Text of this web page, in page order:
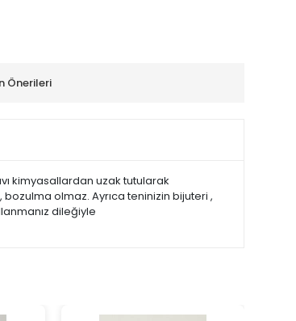
Önerileri
kimyasallardan uzak tutularak
olmaz. Ayrıca teninizin bijuteri ,
dileğiyle